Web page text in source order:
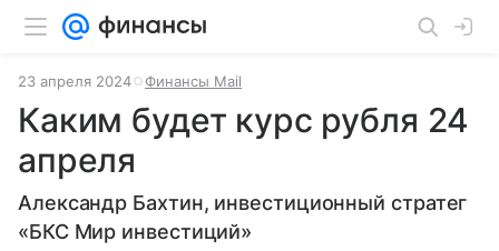
23 апреля 2024 Финансы Mail
Каким будет курс рубля 24
апреля
Александр Бахтин, инвестиционный стратег
«БКС Мир инвестиций»